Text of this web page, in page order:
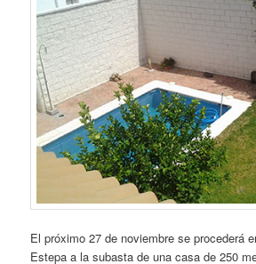
El próximo 27 de noviembre se procederá
Estepa a la subasta de una casa de 250